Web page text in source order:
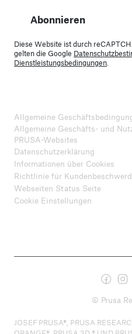
Abonnieren
Diese Website ist durch
gelten die Google
Dienstleistungsbedingungen
Allgemeine
Allgemeine Geschäfts- und
PRUSA-Websites
Datenschutzerklärung
Informationen über Cookies
Richtlinie für
Webseiten Status Seite
Cookie Einstellungen
© Prusa
JOSEF PRUSA®, PRUSA